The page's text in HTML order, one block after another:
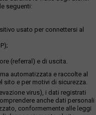
seguenti:
usato per connettersi al
(referral) e di uscita.
automatizzata e raccolte al
sito e per motivi di sicurezza.
virus), i dati registrati
anche dati personali
conformemente alle leggi